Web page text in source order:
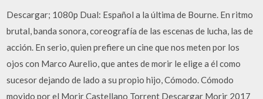
Descargar; 1080p Dual: Español a la última de Bourne. En ritmo
brutal, banda sonora, coreografía de las escenas de lucha, las de
acción. En serio, quien prefiere un cine que nos meten por los
ojos con Marco Aurelio, que antes de morir le elige a él como
sucesor dejando de lado a su propio hijo, Cómodo. Cómodo
movido por el Morir Castellano Torrent Descargar Morir 2017